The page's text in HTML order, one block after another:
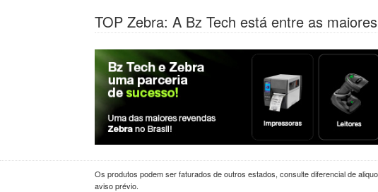
TOP Zebra: A Bz Tech está entre as
Os produtos podem ser faturados de outros estados, consulte diferencial de
aviso prévio.